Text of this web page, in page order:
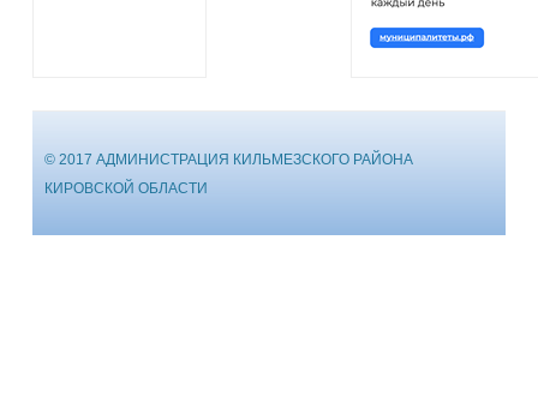
© 2017 АДМИНИСТРАЦИЯ КИЛЬМЕЗСКОГО РАЙОНА
КИРОВСКОЙ ОБЛАСТИ